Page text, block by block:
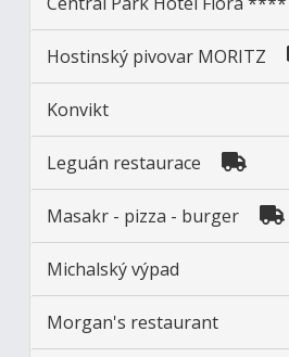
Hostinský pivovar MORITZ
Konvikt
Leguán restaurace
Masakr - pizza - burger
Michalský výpad
Morgan's restaurant